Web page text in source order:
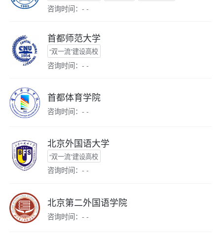
咨询时间：- -
首都师范大学
“双一流”建设高校
咨询时间：- -
首都体育学院
咨询时间：- -
北京外国语大学
“双一流”建设高校
咨询时间：- -
北京第二外国语学院
咨询时间：- -